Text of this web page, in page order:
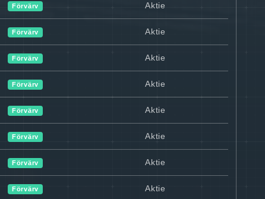
Förvärv Aktie
Förvärv Aktie
Förvärv Aktie
Förvärv Aktie
Förvärv Aktie
Förvärv Aktie
Förvärv Aktie
Förvärv Aktie